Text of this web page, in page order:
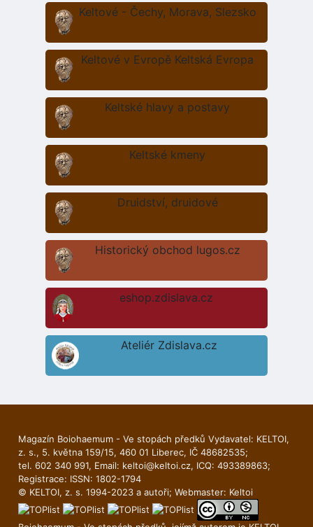
Keltové - Čechy, Morava, Slezsko
Keltové v Evropě Keltská Evropa
Keltské hlavy a postavy
Keltské kmeny
Druidství, druidové
Historický obchod lugos.cz
eshop.zdislava.cz
Ateliér Zdislava.cz
Magazín Boiohaemum - Ve stopách předků Vydavatel: KELTOI,
z. s., 5. května 159/15, 460 01 Liberec, IČ 48682535;
tel. 602 340 991, Email: keltoi@keltoi.cz, ICQ: 493389863;
Registrace: ISSN: 1802-1794
© KELTOI, z. s. 1994-2023 a autoři; Webmaster: Keltoi